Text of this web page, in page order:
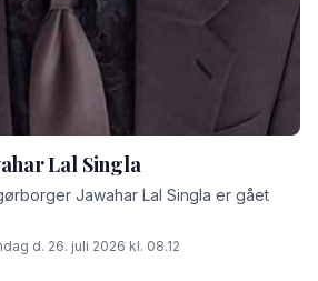
Lal Singla
Jawahar Lal Singla er gået
d. 26. juli 2026 kl. 08.12